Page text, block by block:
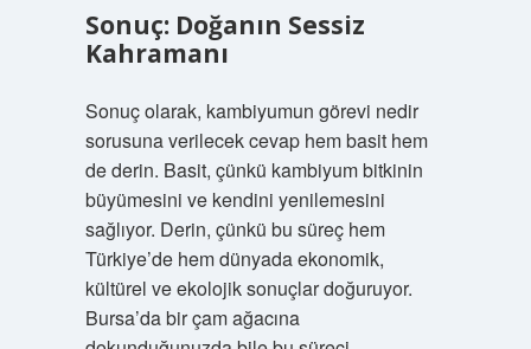
Sonuç: Doğanın Sessiz
Kahramanı
Sonuç olarak, kambiyumun görevi nedir
sorusuna verilecek cevap hem basit hem
de derin. Basit, çünkü kambiyum bitkinin
büyümesini ve kendini yenilemesini
sağlıyor. Derin, çünkü bu süreç hem
Türkiye’de hem dünyada ekonomik,
kültürel ve ekolojik sonuçlar doğuruyor.
Bursa’da bir çam ağacına